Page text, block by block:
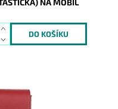
kabelka David
nošení mobilu,